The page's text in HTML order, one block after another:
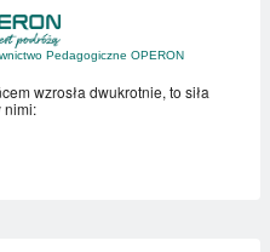
Pedagogiczne OPERON
wzrosła dwukrotnie, to siła
nimi: